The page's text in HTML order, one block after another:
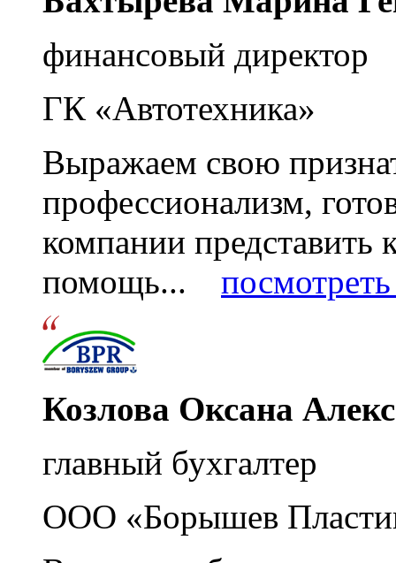
финансовый директор
ГК «Автотехника»
Выражаем свою
профессионализм,
компании
помощь...
Козлова Оксана
главный бухгалтер
ООО «Борышев